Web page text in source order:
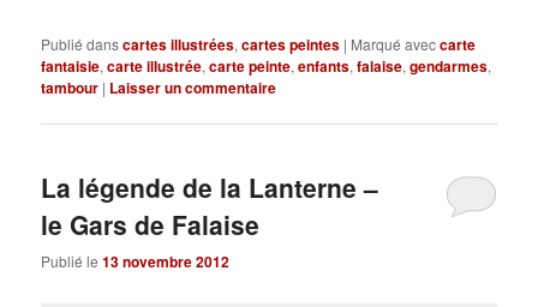
Publié danscartes illustrées,cartes peintes | Marqué aveccarte
fantaisie,carte illustrée,carte peinte,enfants,falaise,gendarmes,
tambour | Laisser un commentaire
La légende de la Lanterne –
le Gars de Falaise
Publié le13 novembre 2012